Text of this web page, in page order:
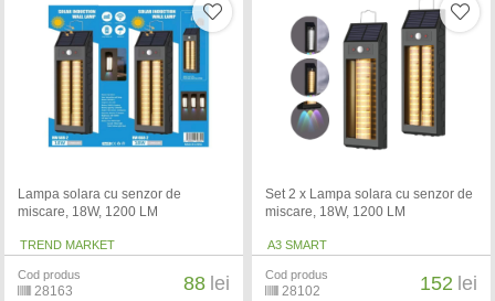
Lampa solara cu senzor de
miscare, 18W, 1200 LM
TREND MARKET
Cod produs
28163 88 lei
Set 2 x Lampa solara cu senzor de
miscare, 18W, 1200 LM
A3 SMART
Cod produs
28102 152 lei